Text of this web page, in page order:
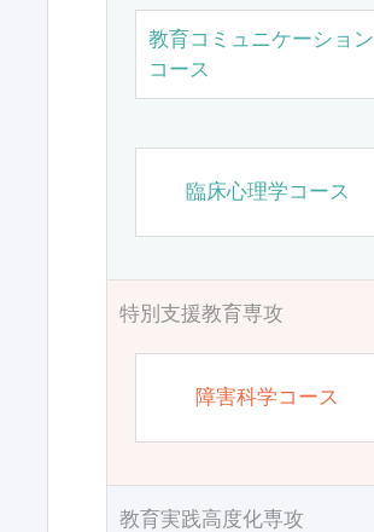
教育コミュニケーション
コース
臨床心理学コース
特別支援教育専攻
障害科学コース
教育実践高度化専攻